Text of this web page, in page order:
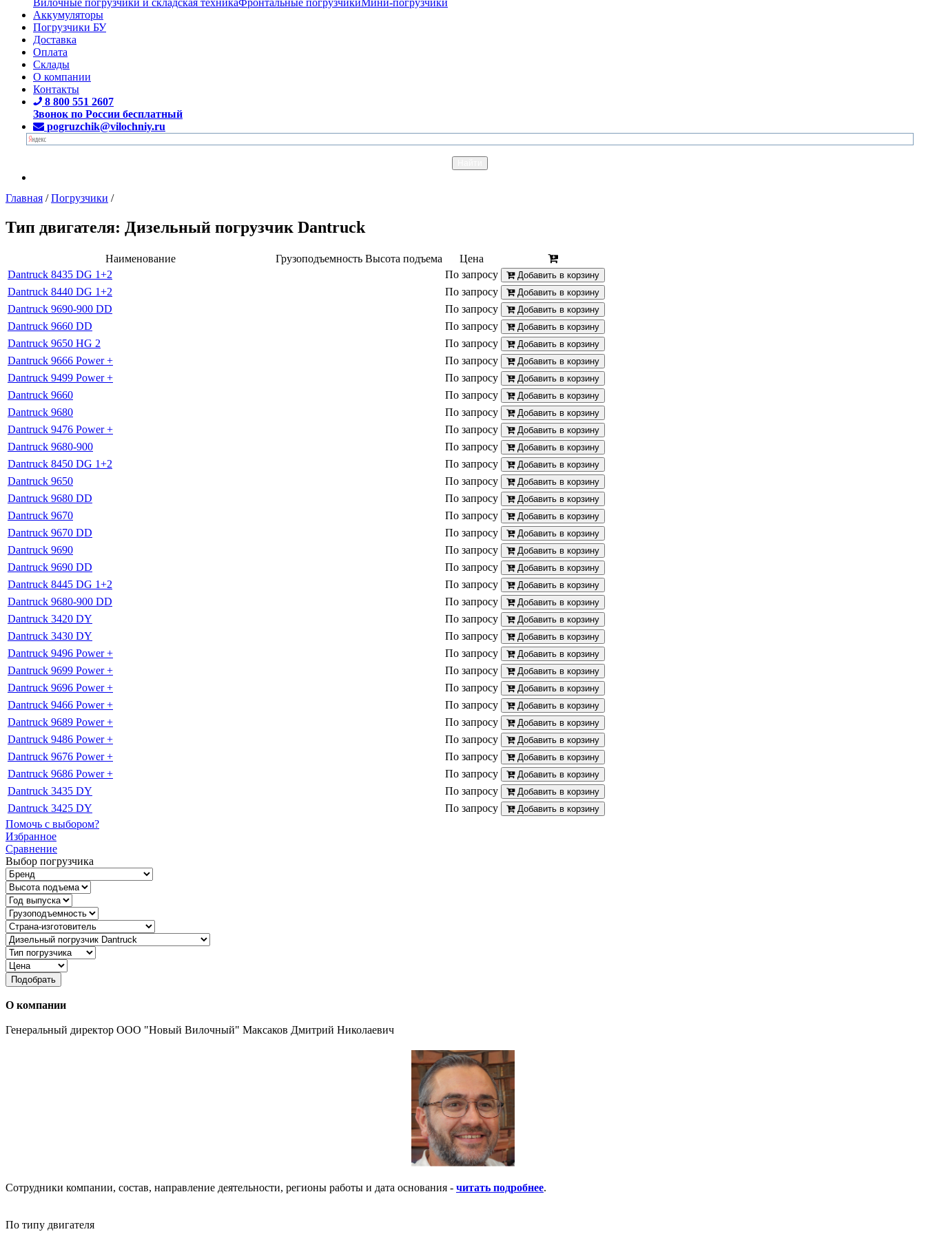
Аккумуляторы
Погрузчики БУ
Доставка
Оплата
Склады
О компании
Контакты
8 800 551 2607
Звонок по России бесплатный
pogruzchik@vilochniy.ru
Главная /Погрузчики /
Тип двигателя: Дизельный погрузчик Dantruck
Наименование Грузоподъемность Высота подъема
Цена
Dantruck 8435 DG 1+2
По запросу Добавить в корзину
Dantruck 8440 DG 1+2 По запросу Добавить в корзину
Dantruck 9690-900 DD По запросу Добавить в корзину
Dantruck 9660 DD По запросу Добавить в корзину
Dantruck 9650 HG 2 По запросу Добавить в корзину
Dantruck 9666 Power + По запросу Добавить в корзину
Dantruck 9499 Power + По запросу Добавить в корзину
Dantruck 9660 По запросу Добавить в корзину
Dantruck 9680 По запросу Добавить в корзину
Dantruck 9476 Power + По запросу Добавить в корзину
Dantruck 9680-900 По запросу Добавить в корзину
Dantruck 8450 DG 1+2 По запросу Добавить в корзину
Dantruck 9650 По запросу Добавить в корзину
Dantruck 9680 DD По запросу Добавить в корзину
Dantruck 9670 По запросу Добавить в корзину
Dantruck 9670 DD По запросу Добавить в корзину
Dantruck 9690 По запросу Добавить в корзину
Dantruck 9690 DD По запросу Добавить в корзину
Dantruck 8445 DG 1+2 По запросу Добавить в корзину
Dantruck 9680-900 DD По запросу Добавить в корзину
Dantruck 3420 DY По запросу Добавить в корзину
Dantruck 3430 DY По запросу Добавить в корзину
Dantruck 9496 Power + По запросу Добавить в корзину
Dantruck 9699 Power + По запросу Добавить в корзину
Dantruck 9696 Power + По запросу Добавить в корзину
Dantruck 9466 Power + По запросу Добавить в корзину
Dantruck 9689 Power + По запросу Добавить в корзину
Dantruck 9486 Power + По запросу Добавить в корзину
Dantruck 9676 Power + По запросу Добавить в корзину
Dantruck 9686 Power + По запросу Добавить в корзину
Dantruck 3435 DY По запросу Добавить в корзину
Dantruck 3425 DY По запросу Добавить в корзину
Помочь с выбором?
Избранное
Сравнение
Выбор погрузчика
Подобрать
О компании
Генеральный директор ООО "Новый Вилочный" Максаков Дмитрий Николаевич
Сотрудники компании, состав, направление деятельности, регионы работы и дата основания - читать подробнее.
По типу двигателя